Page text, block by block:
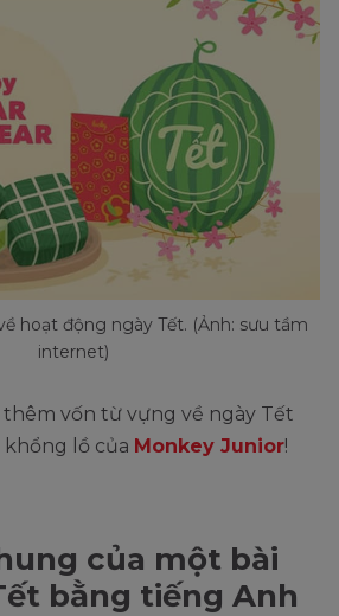
hoạt động ngày Tết. (Ảnh: sưu tầm
internet)
vốn từ vựng về ngày Tết
lồ của Monkey Junior!
của một bài
bằng tiếng Anh